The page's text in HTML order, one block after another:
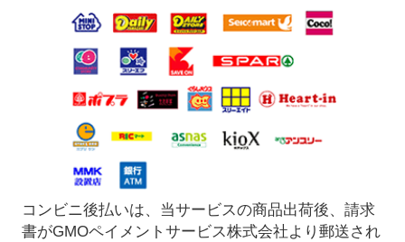
コンビニ後払いは、当サービスの商品出荷後、請求
書がGMOペイメントサービス株式会社より郵送され